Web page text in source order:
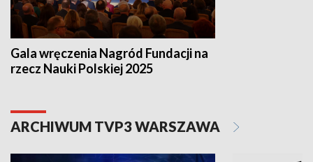
Gala wręczenia Nagród Fundacji na
rzecz Nauki Polskiej 2025
ARCHIWUM TVP3 WARSZAWA